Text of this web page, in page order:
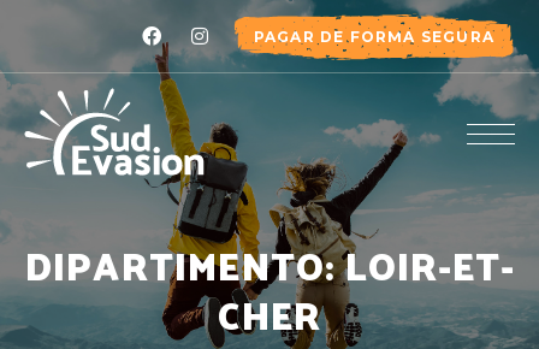
PAGAR DE FORMA SEGURA
DIPARTIMENTO: LOIR-ET-
CHER